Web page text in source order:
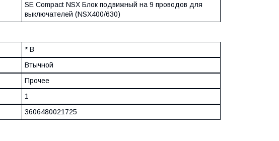
SE Compact NSX Блок подвижный на 9 проводов для
выключателей (NSX400/630)
* В
Втычной
Прочее
1
3606480021725